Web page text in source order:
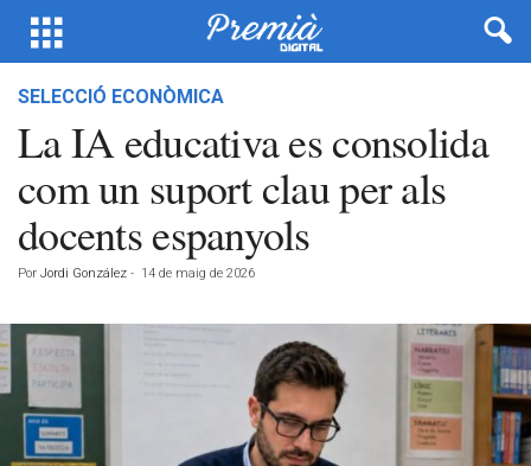
SELECCIÓ ECONÒMICA
La IA educativa es consolida
com un suport clau per als
docents espanyols
Por Jordi González - 14 de maig de 2026